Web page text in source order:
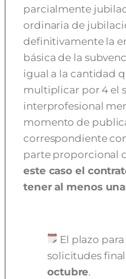
parcialmente
ordinaria de
definitivamente la
básica de la
igual a la cantidad
multiplicar por 4 el
interprofesional
momento de
correspondiente
parte proporcional
este caso el
tener al menos
El plazo
solicitudes
octubre.